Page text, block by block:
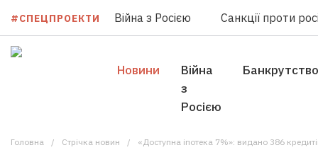
#СПЕЦПРОЕКТИ Війна з Росією Санкції проти
Новини
Війна
з
Росією
Банкрутство
Головна Стрічка новин «Доступна іпотека 7%»: видано 386